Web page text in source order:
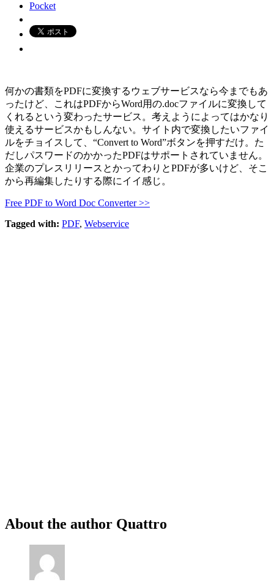
Pocket
何かの書類をPDFに変換するウェブサービスなら今までもあ
ったけど、これはPDFからWord用の.docファイルに変換して
くれるという変わったサービス。考えようによってはかなり
使えるサービスかもしんない。サイト内で変換したいファイ
ルをチョイスして、“Convert to Word”ボタンを押すだけ。た
だしパスワードのかかったPDFはサポートされていません。
企業のプレスリリースとかってわりとPDFが多いけど、そこ
から再編集したりする際にイイ感じ。
Free PDF to Word Doc Converter >>
Tagged with: PDF, Webservice
About the author Quattro